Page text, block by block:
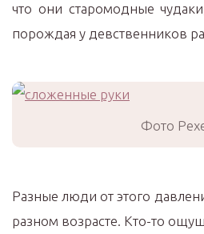
что они старомодные
порождая у девственников
Фото
Разные люди от этого
разном возрасте. Кто-то